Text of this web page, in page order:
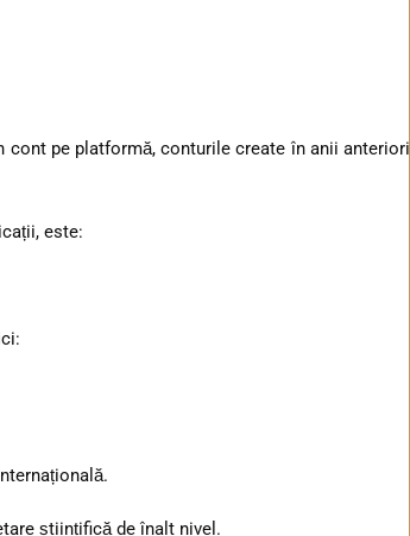
cont pe platformă, conturile create în anii anteriori
este:
științifică de înalt nivel.